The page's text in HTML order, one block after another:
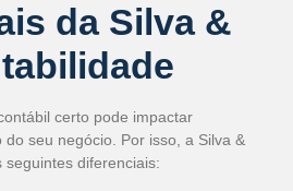
da Silva &
certo pode impactar
seu negócio. Por isso, a Silva &
seguintes diferenciais: